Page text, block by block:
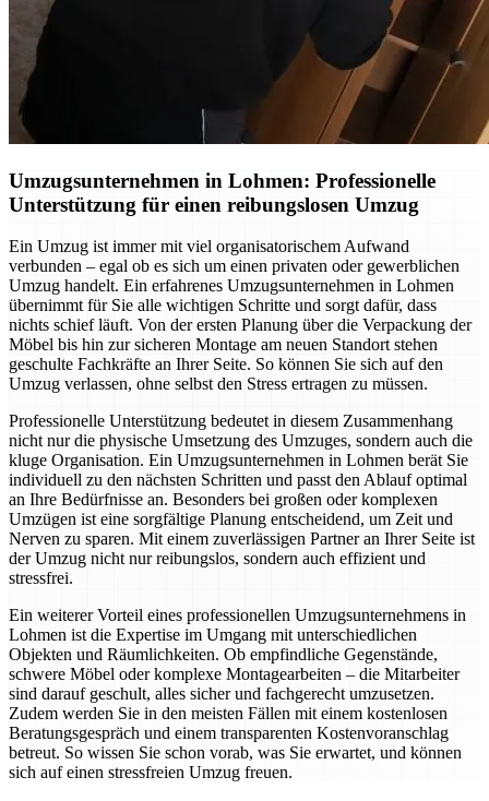
Umzugsunternehmen in Lohmen: Professionelle
Unterstützung für einen reibungslosen Umzug
Ein Umzug ist immer mit viel organisatorischem Aufwand
verbunden – egal ob es sich um einen privaten oder gewerblichen
Umzug handelt. Ein erfahrenes Umzugsunternehmen in Lohmen
übernimmt für Sie alle wichtigen Schritte und sorgt dafür, dass
nichts schief läuft. Von der ersten Planung über die Verpackung der
Möbel bis hin zur sicheren Montage am neuen Standort stehen
geschulte Fachkräfte an Ihrer Seite. So können Sie sich auf den
Umzug verlassen, ohne selbst den Stress ertragen zu müssen.
Professionelle Unterstützung bedeutet in diesem Zusammenhang
nicht nur die physische Umsetzung des Umzuges, sondern auch die
kluge Organisation. Ein Umzugsunternehmen in Lohmen berät Sie
individuell zu den nächsten Schritten und passt den Ablauf optimal
an Ihre Bedürfnisse an. Besonders bei großen oder komplexen
Umzügen ist eine sorgfältige Planung entscheidend, um Zeit und
Nerven zu sparen. Mit einem zuverlässigen Partner an Ihrer Seite ist
der Umzug nicht nur reibungslos, sondern auch effizient und
stressfrei.
Ein weiterer Vorteil eines professionellen Umzugsunternehmens in
Lohmen ist die Expertise im Umgang mit unterschiedlichen
Objekten und Räumlichkeiten. Ob empfindliche Gegenstände,
schwere Möbel oder komplexe Montagearbeiten – die Mitarbeiter
sind darauf geschult, alles sicher und fachgerecht umzusetzen.
Zudem werden Sie in den meisten Fällen mit einem kostenlosen
Beratungsgespräch und einem transparenten Kostenvoranschlag
betreut. So wissen Sie schon vorab, was Sie erwartet, und können
sich auf einen stressfreien Umzug freuen.